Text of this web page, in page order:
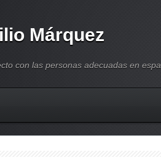
Márquez
con las personas adecuadas en